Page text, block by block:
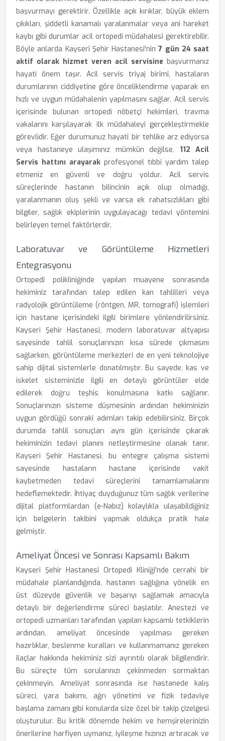
başvurmayı gerektirir. Özellikle açık kırıklar, büyük eklem
çıkıkları, şiddetli kanamalı yaralanmalar veya ani hareket
kaybı gibi durumlar acil ortopedi müdahalesi gerektirebilir.
Böyle anlarda Kayseri Şehir Hastanesi'nin7 gün 24 saat
aktif olarak hizmet veren acil servisine başvurmanız
hayati önem taşır. Acil servis triyaj birimi, hastaların
durumlarının ciddiyetine göre önceliklendirme yaparak en
hızlı ve uygun müdahalenin yapılmasını sağlar. Acil servis
içerisinde bulunan ortopedi nöbetçi hekimleri, travma
vakalarını karşılayarak ilk müdahaleyi gerçekleştirmekle
görevlidir. Eğer durumunuz hayati bir tehlike arz ediyorsa
veya hastaneye ulaşımınız mümkün değilse, 112 Acil
Servis hattını arayarak profesyonel tıbbi yardım talep
etmeniz en güvenli ve doğru yoldur. Acil servis
süreçlerinde hastanın bilincinin açık olup olmadığı,
yaralanmanın oluş şekli ve varsa ek rahatsızlıkları gibi
bilgiler, sağlık ekiplerinin uygulayacağı tedavi yöntemini
belirleyen temel faktörlerdir.
Laboratuvar ve Görüntüleme Hizmetleri
Entegrasyonu
Ortopedi polikliniğinde yapılan muayene sonrasında
hekiminiz tarafından talep edilen kan tahlilleri veya
radyolojik görüntüleme (röntgen, MR, tomografi) işlemleri
için hastane içerisindeki ilgili birimlere yönlendirilirsiniz.
Kayseri Şehir Hastanesi, modern laboratuvar altyapısı
sayesinde tahlil sonuçlarınızın kısa sürede çıkmasını
sağlarken, görüntüleme merkezleri de en yeni teknolojiye
sahip dijital sistemlerle donatılmıştır. Bu sayede, kas ve
iskelet sisteminizle ilgili en detaylı görüntüler elde
edilerek doğru teşhis konulmasına katkı sağlanır.
Sonuçlarınızın sisteme düşmesinin ardından hekiminizin
uygun gördüğü sonraki adımları takip edebilirsiniz. Birçok
durumda tahlil sonuçları aynı gün içerisinde çıkarak
hekiminizin tedavi planını netleştirmesine olanak tanır.
Kayseri Şehir Hastanesi, bu entegre çalışma sistemi
sayesinde hastaların hastane içerisinde vakit
kaybetmeden tedavi süreçlerini tamamlamalarını
hedeflemektedir. İhtiyaç duyduğunuz tüm sağlık verilerine
dijital platformlardan (e-Nabız) kolaylıkla ulaşabildiğiniz
için belgelerin takibini yapmak oldukça pratik hale
gelmiştir.
Ameliyat Öncesi ve Sonrası Kapsamlı Bakım
Kayseri Şehir Hastanesi Ortopedi Kliniği'nde cerrahi bir
müdahale planlandığında, hastanın sağlığına yönelik en
üst düzeyde güvenlik ve başarıyı sağlamak amacıyla
detaylı bir değerlendirme süreci başlatılır. Anestezi ve
ortopedi uzmanları tarafından yapılan kapsamlı tetkiklerin
ardından, ameliyat öncesinde yapılması gereken
hazırlıklar, beslenme kuralları ve kullanmamanız gereken
ilaçlar hakkında hekiminiz sizi ayrıntılı olarak bilgilendirir.
Bu süreçte tüm sorularınızı çekinmeden sormaktan
çekinmeyin. Ameliyat sonrasında ise hastanede kalış
süreci, yara bakımı, ağrı yönetimi ve fizik tedaviye
başlama zamanı gibi konularda size özel bir takip çizelgesi
oluşturulur. Bu kritik dönemde hekim ve hemşirelerinizin
önerilerine harfiyen uymanız, iyileşme hızınızı artıracak ve